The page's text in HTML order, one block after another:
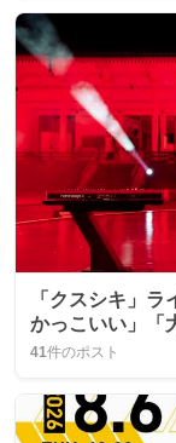
「クスシキ」
かっこいい」「
41件のポスト